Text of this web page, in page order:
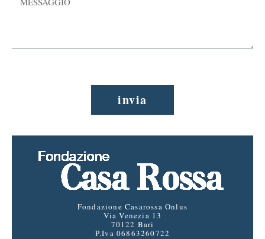
invia
Fondazione Casarossa Onlus
Via Venezia 13
70122 Bari
P.Iva 06863260722